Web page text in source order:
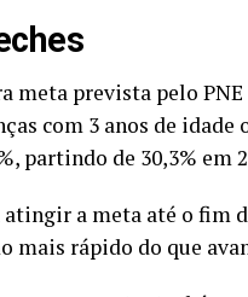
meta prevista pelo
com 3 anos de idade
partindo de 30,3% em
atingir a meta até o fim
mais rápido do que